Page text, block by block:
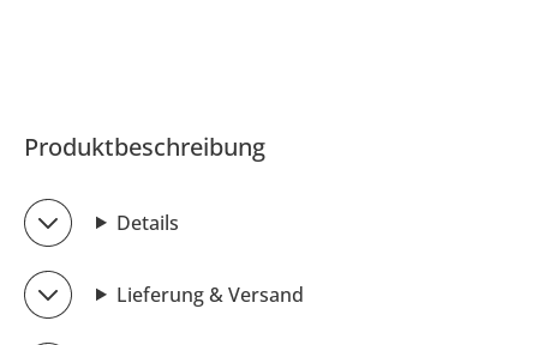
Produktbeschreibung
Details
Lieferung & Versand